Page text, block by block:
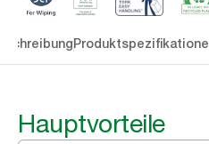
Hauptvorteile